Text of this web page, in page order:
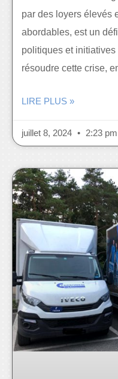
par des loyers élevés
abordables, est un
politiques et
résoudre cette crise,
LIRE PLUS »
juillet 8, 2024 2:23 pm